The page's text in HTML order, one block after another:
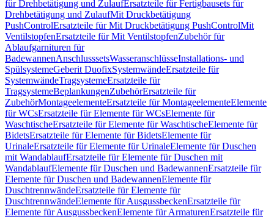
für Drehbetätigung und ZulaufErsatzteile für Fertigbausets für
Drehbetätigung und ZulaufMit Druckbetätigung
PushControlErsatzteile für Mit Druckbetätigung PushControlMit
VentilstopfenErsatzteile für Mit VentilstopfenZubehör für
Ablaufgarnituren für
BadewannenAnschlusssetsWasseranschlüsseInstallations- und
SpülsystemeGeberit DuofixSystemwändeErsatzteile für
SystemwändeTragsystemeErsatzteile für
TragsystemeBeplankungenZubehörErsatzteile für
ZubehörMontageelementeErsatzteile für MontageelementeElemente
für WCsErsatzteile für Elemente für WCsElemente für
WaschtischeErsatzteile für Elemente für WaschtischeElemente für
BidetsErsatzteile für Elemente für BidetsElemente für
UrinaleErsatzteile für Elemente für UrinaleElemente für Duschen
mit WandablaufErsatzteile für Elemente für Duschen mit
WandablaufElemente für Duschen und BadewannenErsatzteile für
Elemente für Duschen und BadewannenElemente für
DuschtrennwändeErsatzteile für Elemente für
DuschtrennwändeElemente für AusgussbeckenErsatzteile für
Elemente für AusgussbeckenElemente für ArmaturenErsatzteile für